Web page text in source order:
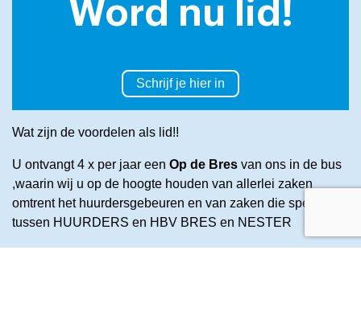
Word nu lid!
Schrijf je hier in
Wat zijn de voordelen als lid!!
U ontvangt 4 x per jaar een Op de Bres van ons in de bus
,waarin wij u op de hoogte houden van allerlei zaken
omtrent het huurdersgebeuren en van zaken die spelen
tussen HUURDERS en HBV BRES en NESTER